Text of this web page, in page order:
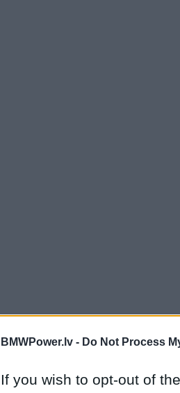
BMWPower.lv - Do Not Process
If you wish to opt-out of